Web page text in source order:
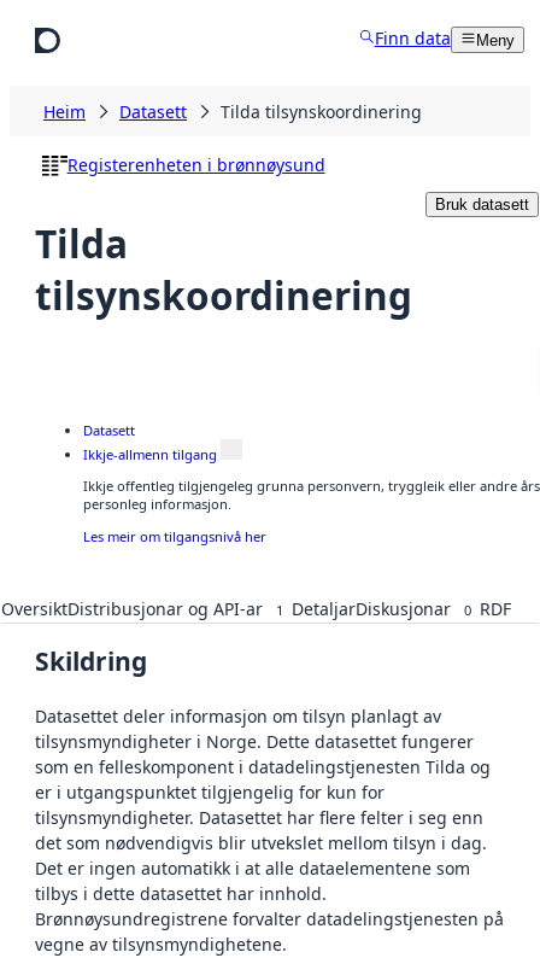
Finn data Meny
Heim Datasett Tilda tilsynskoordinering
Registerenheten i brønnøysund
Tilda
tilsynskoordinering
Bruk datasett
Datasett
Ikkje-allmenn tilgang
Ikkje offentleg tilgjengeleg grunna personvern, tryggleik eller andre
personleg informasjon.
Les meir om tilgangsnivå her
OversiktDistribusjonar og API-ar 1 DetaljarDiskusjonar 0 RDF
Skildring
Datasettet deler informasjon om tilsyn planlagt av
tilsynsmyndigheter i Norge. Dette datasettet fungerer
som en felleskomponent i datadelingstjenesten Tilda og
er i utgangspunktet tilgjengelig for kun for
tilsynsmyndigheter. Datasettet har flere felter i seg enn
det som nødvendigvis blir utvekslet mellom tilsyn i dag.
Det er ingen automatikk i at alle dataelementene som
tilbys i dette datasettet har innhold.
Brønnøysundregistrene forvalter datadelingstjenesten på
vegne av tilsynsmyndighetene.